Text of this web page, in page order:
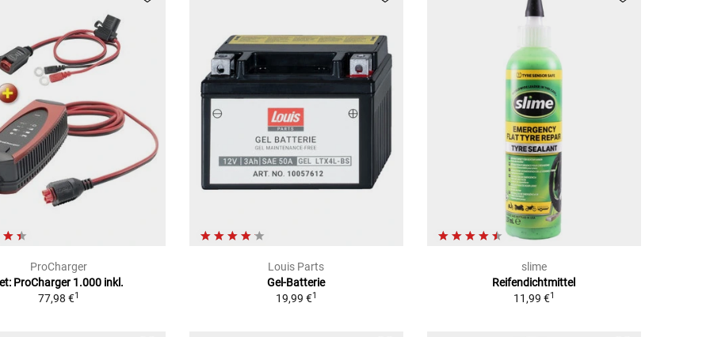
ProCharger
ProCharger 1.000 inkl.
77,98 €1
Louis Parts
Gel-Batterie
19,99 €1
slime
Reifendichtmittel
11,99 €1